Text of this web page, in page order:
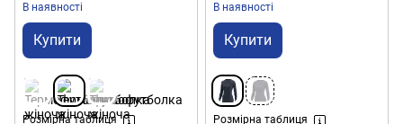
В наявності
Купити
Розмірна таблиця
В наявності
Купити
Розмірна таблиця